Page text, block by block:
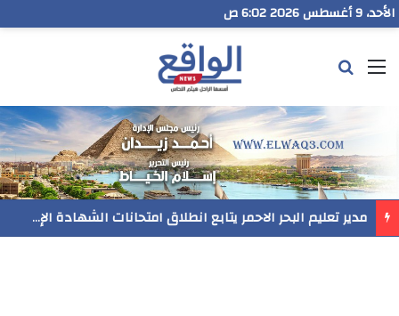
الأحد، 9 أغسطس 2026 6:03 ص
القائمة
مدير تعليم البحر الاحمر يتابع انطلاق امتحانات الشهادة الإعدادية ويؤكد: الانضباط